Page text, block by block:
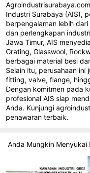
Industri Surabaya (AIS),
berpengalaman lebih
dan perlengkapan
Jawa Timur, AIS
Grating, Glasswool,
berbagai material besi
Selain itu, perusahaan
fitting, valve, flange,
Dengan komitmen pada
profesional AIS siap
Anda. Kunjungi
penawaran terbaik.
Anda Mungkin Menyukai